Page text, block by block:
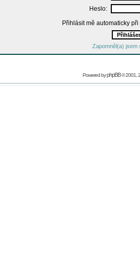
Heslo:
Přihlásit mě automaticky
Zapomněl(a) jsem
Powered byphpBB© 2001,